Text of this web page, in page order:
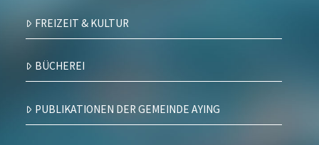
FREIZEIT & KULTUR
BÜCHEREI
PUBLIKATIONEN DER GEMEINDE AYING